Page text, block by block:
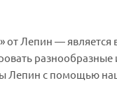
от Лепин —
разнообразные
с помощью